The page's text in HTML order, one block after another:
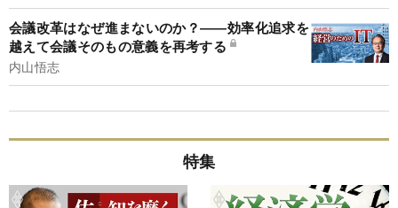
会議改革はなぜ進まないのか？――効率化追求を
越えて会議そのもの意義を再考する
内山悟志
特集